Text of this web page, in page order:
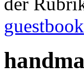
guestbook